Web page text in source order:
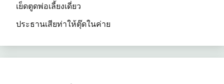
เย็ดตูดพ่อเลี้ยงเดี่ยว
ประธานเสียท่าให้ตุ๊ดในค่าย